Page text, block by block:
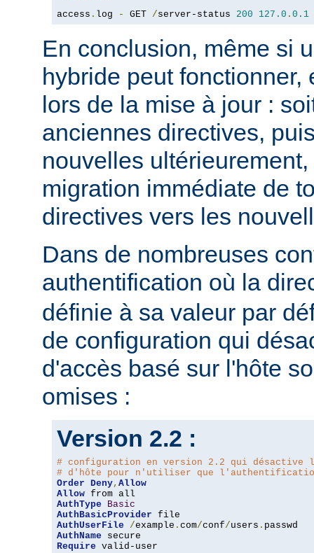
access . log - GET /server-status 200 127.0 . 0.1
En conclusion, même si
hybride peut fonctionner,
lors de la mise à jour :
anciennes directives,
nouvelles
migration immédiate de
directives vers les
Dans de nombreuses
authentification où la
définie à sa valeur par
de configuration qui
d'accès basé sur l'hôte
omises :
Version 2.2 :
# configuration en version 2.2 qui désactive
# d'hôte pour n'utiliser que
Order Deny, Allow
Allow
AuthType
Basic
AuthBasicProvider
AuthUserFile
/example . com/conf/users .
AuthName
Require valid-user